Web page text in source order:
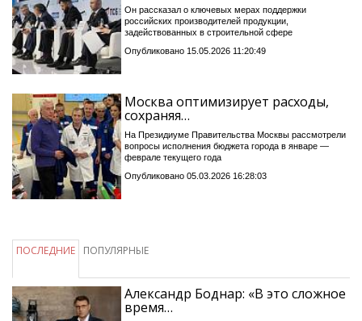
Он рассказал о ключевых мерах поддержки
российских производителей продукции,
задействованных в строительной сфере
Опубликовано 15.05.2026 11:20:49
Москва оптимизирует расходы,
сохраняя…
На Президиуме Правительства Москвы рассмотрели
вопросы исполнения бюджета города в январе —
феврале текущего года
Опубликовано 05.03.2026 16:28:03
ПОСЛЕДНИЕ ПОПУЛЯРНЫЕ
Александр Боднар: «В это сложное
время…